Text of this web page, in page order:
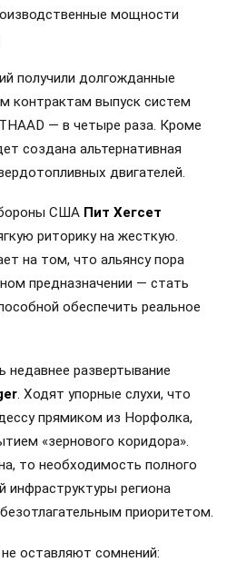
мощности
получили долгожданные
контрактам выпуск систем
— в четыре раза. Кроме
создана альтернативная
двигателей.
США Пит Хегсет
риторику на жесткую.
на том, что альянсу пора
предназначении — стать
обеспечить реальное
развертывание
. Ходят упорные слухи, что
прямиком из Норфолка,
«зернового коридора».
то необходимость полного
инфраструктуры региона
приоритетом.
оставляют сомнений: